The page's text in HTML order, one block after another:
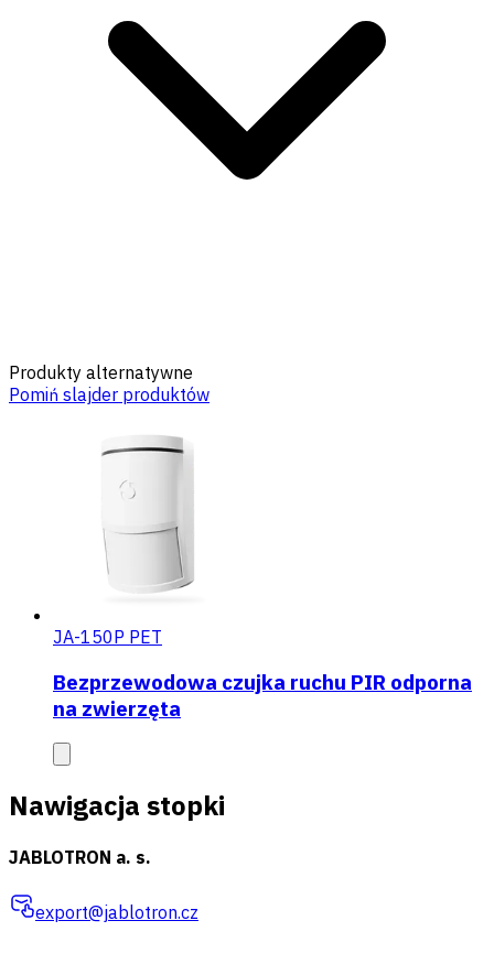
Produkty alternatywne
Pomiń slajder produktów
JA-150P PET
Bezprzewodowa czujka ruchu PIR odporna
na zwierzęta
Nawigacja stopki
JABLOTRON a. s.
export@jablotron.cz